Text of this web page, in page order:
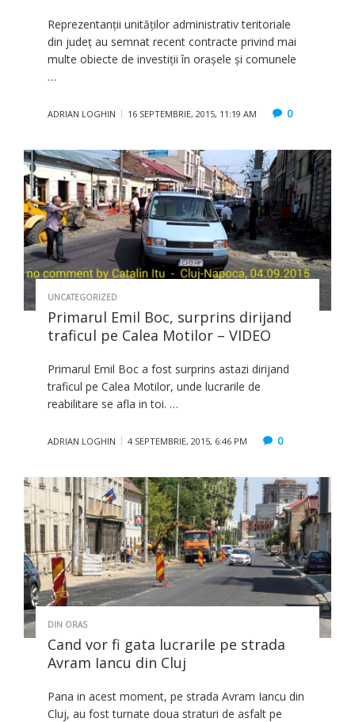
Reprezentanţii unităţilor administrativ teritoriale
din judeţ au semnat recent contracte privind mai
multe obiecte de investiţii în oraşele şi comunele
…
ADRIAN LOGHIN 16 SEPTEMBRIE, 2015, 11:19 AM 0
UNCATEGORIZED
Primarul Emil Boc, surprins dirijand
traficul pe Calea Motilor – VIDEO
Primarul Emil Boc a fost surprins astazi dirijand
traficul pe Calea Motilor, unde lucrarile de
reabilitare se afla in toi. …
ADRIAN LOGHIN 4 SEPTEMBRIE, 2015, 6:46 PM 0
DIN ORAS
Cand vor fi gata lucrarile pe strada
Avram Iancu din Cluj
Pana in acest moment, pe strada Avram Iancu din
Cluj, au fost turnate doua straturi de asfalt pe